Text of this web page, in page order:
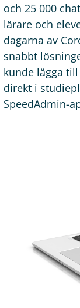
och 25 000
lärare och
dagarna av
snabbt
kunde lägga
direkt i
SpeedAdmin-